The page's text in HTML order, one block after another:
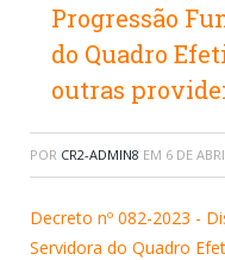
Progressão
do Quadro
outras
POR CR2-ADMIN8 EM 6 DE
Decreto nº 082-2023 -
Servidora do Quadro